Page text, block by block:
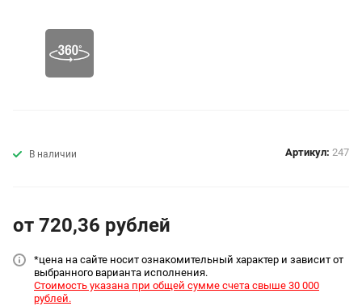
В наличии Артикул: 247
от 720,36 рублей
*цена на сайте носит ознакомительный характер и зависит от
выбранного варианта исполнения.
Стоимость указана при общей сумме счета свыше 30 000
рублей.